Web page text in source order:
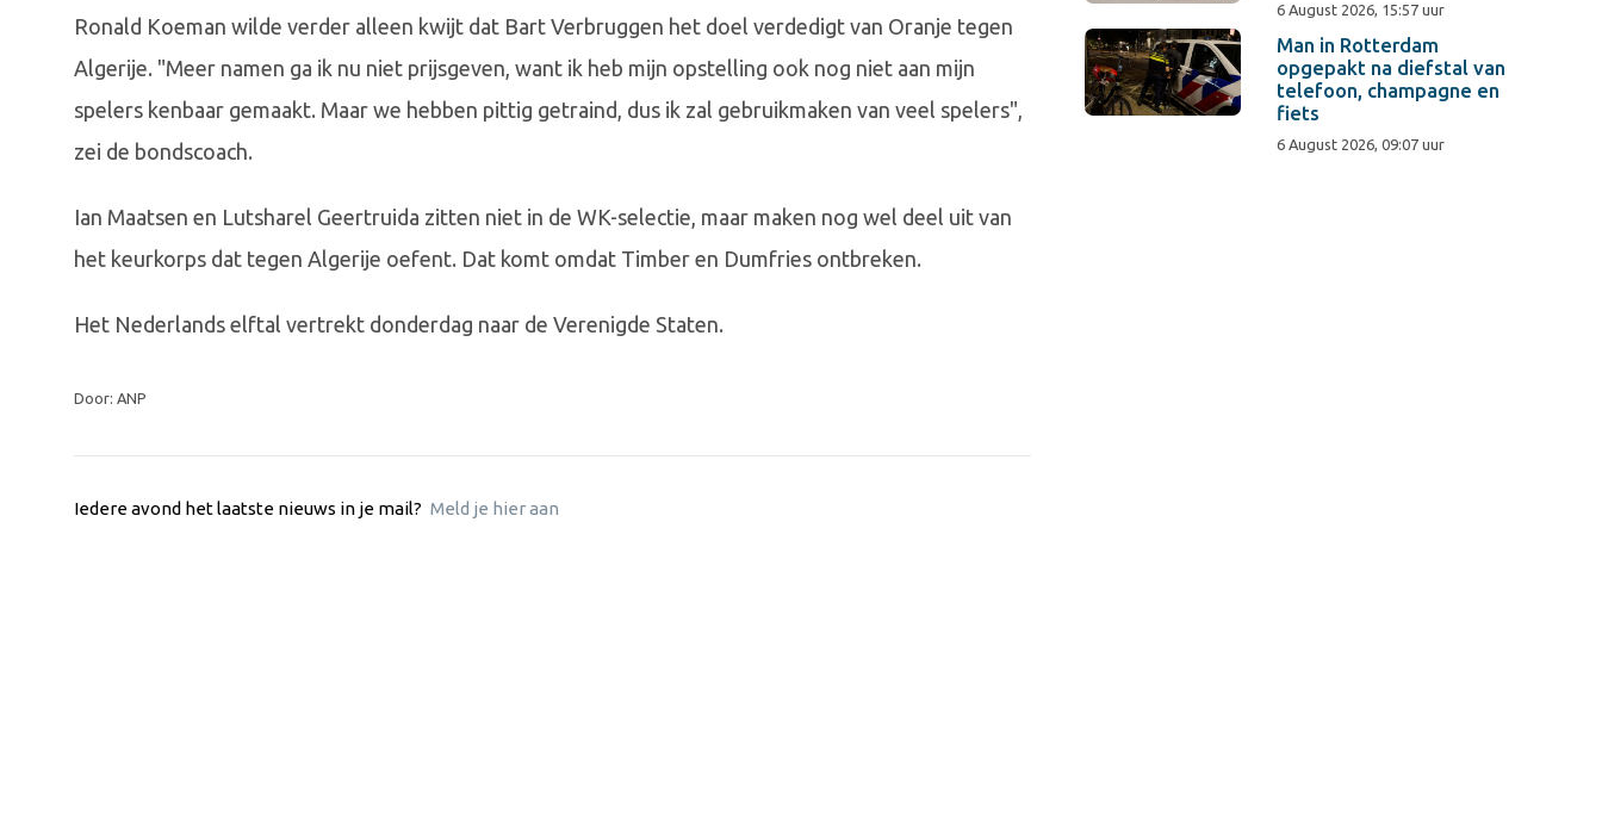
Ronald Koeman wilde verder alleen kwijt dat Bart Verbruggen het doel verdedigt van Oranje tegen
Algerije. "Meer namen ga ik nu niet prijsgeven, want ik heb mijn opstelling ook nog niet aan mijn
spelers kenbaar gemaakt. Maar we hebben pittig getraind, dus ik zal gebruikmaken van veel spelers",
zei de bondscoach.
Ian Maatsen en Lutsharel Geertruida zitten niet in de WK-selectie, maar maken nog wel deel uit van
het keurkorps dat tegen Algerije oefent. Dat komt omdat Timber en Dumfries ontbreken.
Het Nederlands elftal vertrekt donderdag naar de Verenigde Staten.
Door: ANP
Iedere avond het laatste nieuws in je mail? Meld je hier aan
6 August 2026, 15:57 uur
Man in Rotterdam
opgepakt na diefstal van
telefoon, champagne en
fiets
6 August 2026, 09:07 uur